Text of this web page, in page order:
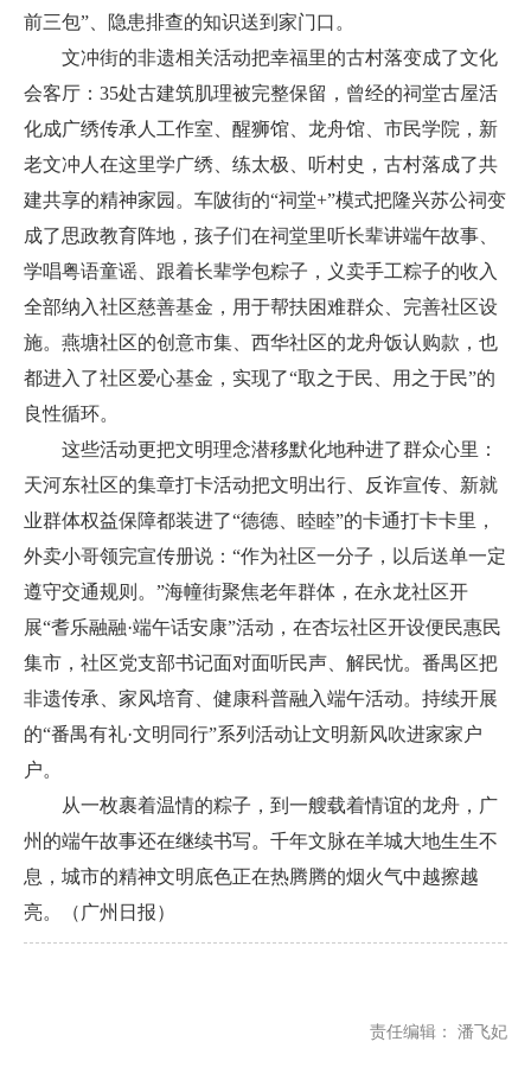
前三包”、隐患排查的知识送到家门口。
文冲街的非遗相关活动把幸福里的古村落变成了文化
会客厅：35处古建筑肌理被完整保留，曾经的祠堂古屋活
化成广绣传承人工作室、醒狮馆、龙舟馆、市民学院，新
老文冲人在这里学广绣、练太极、听村史，古村落成了共
建共享的精神家园。车陂街的“祠堂+”模式把隆兴苏公祠变
成了思政教育阵地，孩子们在祠堂里听长辈讲端午故事、
学唱粤语童谣、跟着长辈学包粽子，义卖手工粽子的收入
全部纳入社区慈善基金，用于帮扶困难群众、完善社区设
施。燕塘社区的创意市集、西华社区的龙舟饭认购款，也
都进入了社区爱心基金，实现了“取之于民、用之于民”的
良性循环。
这些活动更把文明理念潜移默化地种进了群众心里：
天河东社区的集章打卡活动把文明出行、反诈宣传、新就
业群体权益保障都装进了“德德、睦睦”的卡通打卡卡里，
外卖小哥领完宣传册说：“作为社区一分子，以后送单一定
遵守交通规则。”海幢街聚焦老年群体，在永龙社区开
展“耆乐融融·端午话安康”活动，在杏坛社区开设便民惠民
集市，社区党支部书记面对面听民声、解民忧。番禺区把
非遗传承、家风培育、健康科普融入端午活动。持续开展
的“番禺有礼·文明同行”系列活动让文明新风吹进家家户
户。
从一枚裹着温情的粽子，到一艘载着情谊的龙舟，广
州的端午故事还在继续书写。千年文脉在羊城大地生生不
息，城市的精神文明底色正在热腾腾的烟火气中越擦越
亮。（广州日报）
责任编辑： 潘飞妃